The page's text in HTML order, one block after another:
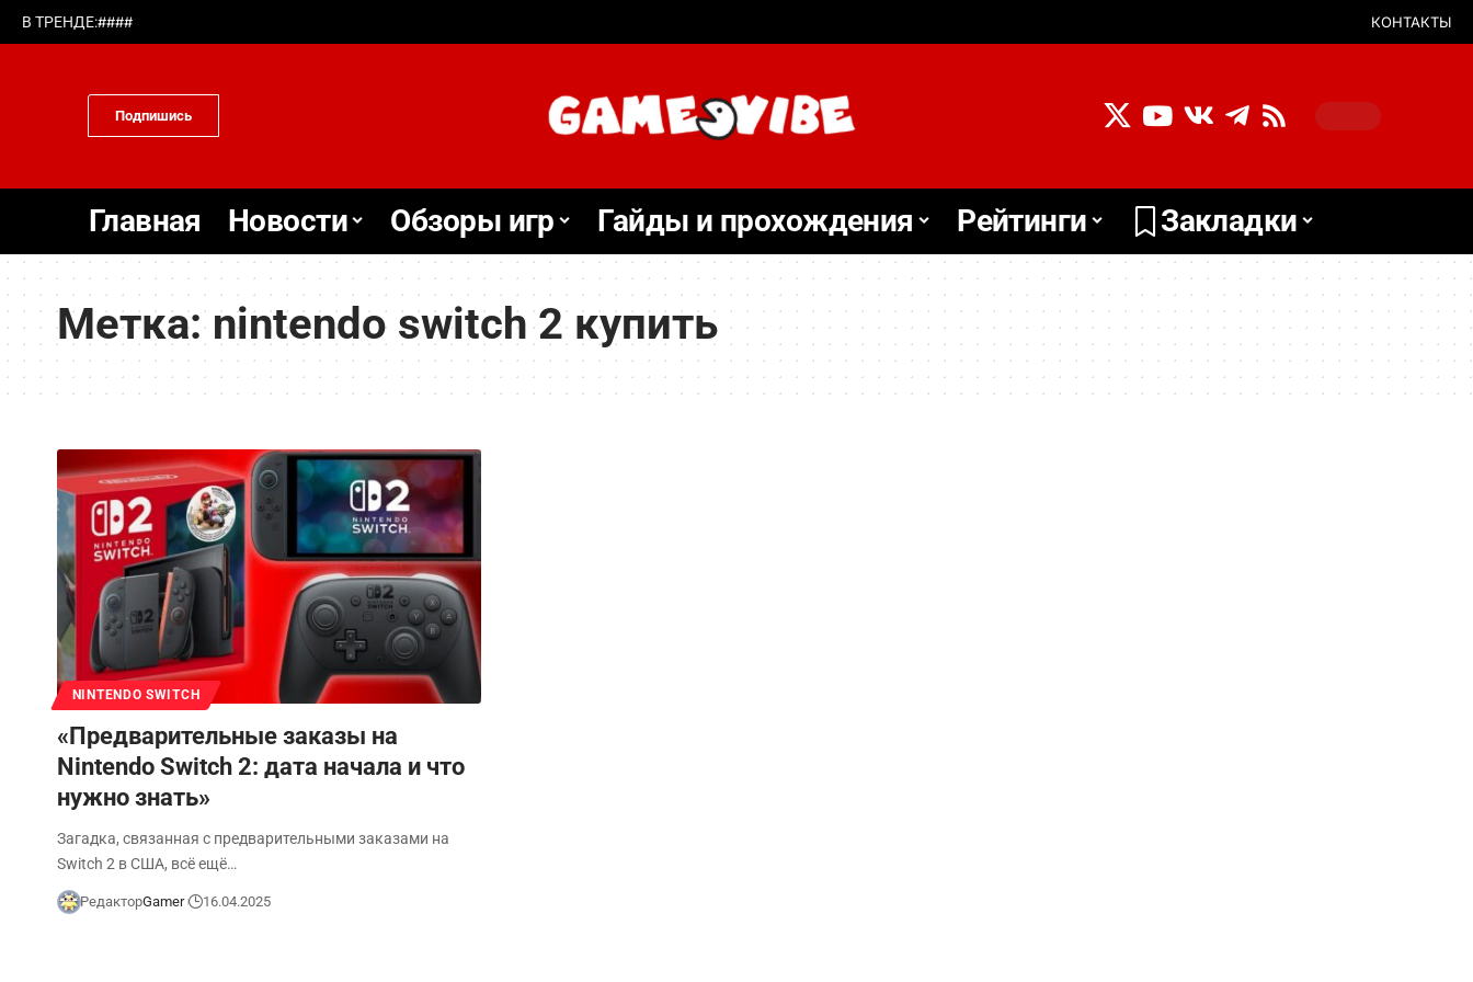
В ТРЕНДЕ:#### КОНТАКТЫ
Подпишись
Главная Новости Обзоры игр Гайды и прохождения Рейтинги Закладки
Метка:nintendo switch 2 купить
NINTENDO SWITCH
«Предварительные заказы на
Nintendo Switch 2: дата начала и что
нужно знать»
Загадка, связанная с предварительными заказами на
Switch 2 в США, всё ещё…
РедакторGamer 16.04.2025